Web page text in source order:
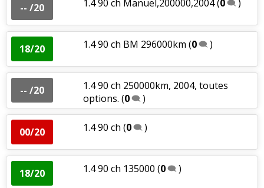
-- /20 1.4 90 ch Manuel,200000,2004(0 )
18/20 1.4 90 ch BM 296000km (0 )
-- /20
1.4 90 ch 250000km, 2004, toutes
options. (0 )
00/20 1.4 90 ch (0 )
18/20 1.4 90 ch 135000 (0 )